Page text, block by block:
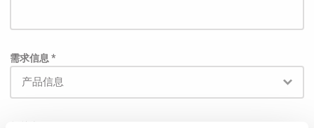
需求信息 *